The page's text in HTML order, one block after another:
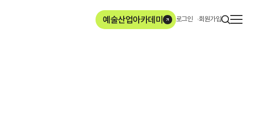
ArtMore
예술산업아카데미 로그인 회원가입 사이
열기